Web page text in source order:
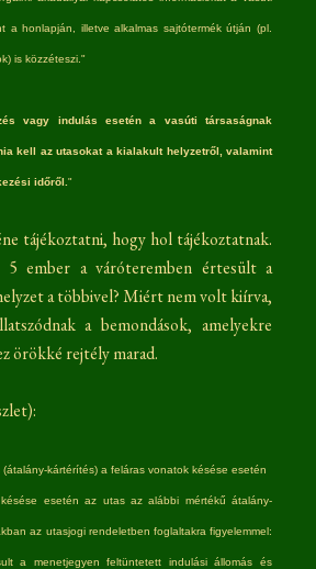
a honlapján, illetve alkalmas sajtótermék útján (pl.
is közzéteszi."
vagy indulás esetén a vasúti társaságnak
kell az utasokat a kialakult helyzetről, valamint
időről. "
tájékoztatni, hogy hol tájékoztatnak.
5 ember a váróteremben értesült a
a többivel? Miért nem volt kiírva,
a bemondások, amelyekre
örökké rejtély marad.
kártérítés) a feláras vonatok késése esetén
esetén az utas az alábbi mértékű átalány-
az utasjogi rendeletben foglaltakra figyelemmel:
a menetjegyen feltüntetett indulási állomás és